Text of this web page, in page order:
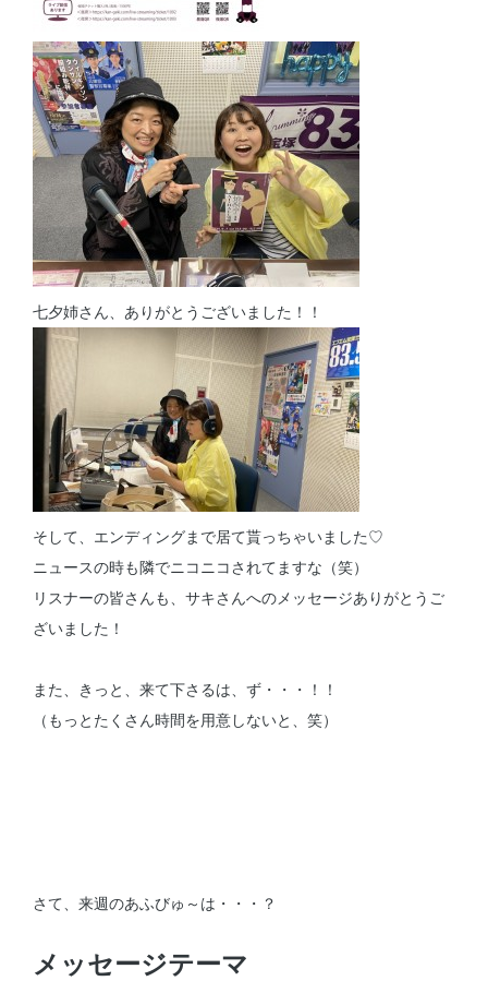
七夕姉さん、ありがとうございました！！
そして、エンディングまで居て貰っちゃいました♡
ニュースの時も隣でニコニコされてますな（笑）
リスナーの皆さんも、サキさんへのメッセージありがとうご
ざいました！
また、きっと、来て下さるは、ず・・・！！
（もっとたくさん時間を用意しないと、笑）
さて、来週のあふびゅ～は・・・？
メッセージテーマ